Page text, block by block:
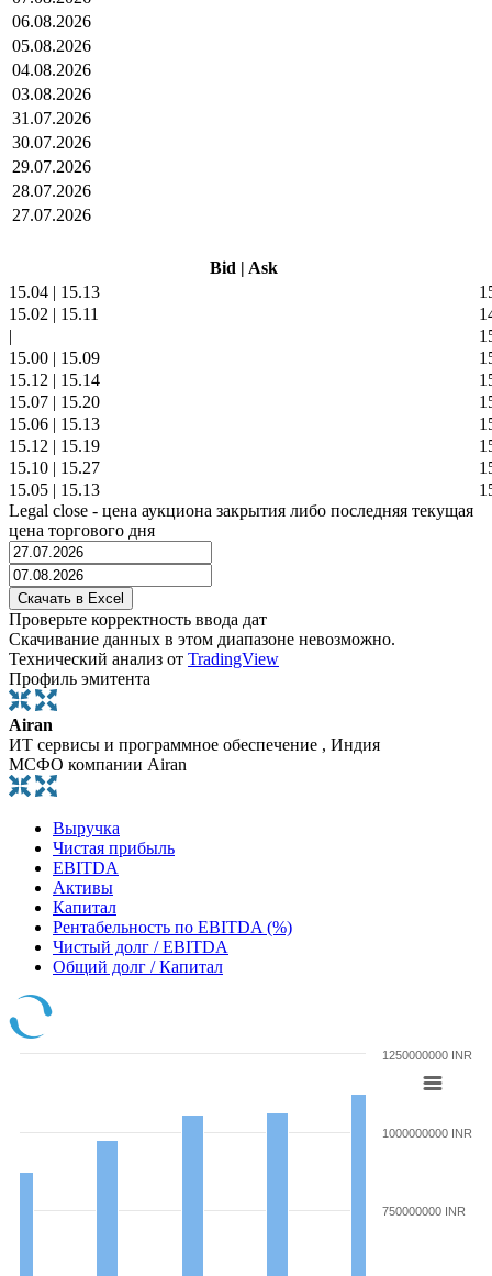
06.08.2026
05.08.2026
04.08.2026
03.08.2026
31.07.2026
30.07.2026
29.07.2026
28.07.2026
27.07.2026
Bid | Ask
15.04 | 15.13
15.02 | 15.11
|
15.00 | 15.09
15.12 | 15.14
15.07 | 15.20
15.06 | 15.13
15.12 | 15.19
15.10 | 15.27
15.05 | 15.13
Legal close - цена аукциона закрытия либо последняя текущая
цена торгового дня
Проверьте корректность ввода дат
Скачивание данных в этом диапазоне невозможно.
Технический анализ от TradingView
Профиль эмитента
Airan
ИТ сервисы и программное обеспечение , Индия
МСФО компании Airan
Выручка
Чистая прибыль
EBITDA
Активы
Капитал
Рентабельность по EBITDA (%)
Чистый долг / EBITDA
Общий долг / Капитал
750000000 INR
1000000000 INR
1250000000 INR